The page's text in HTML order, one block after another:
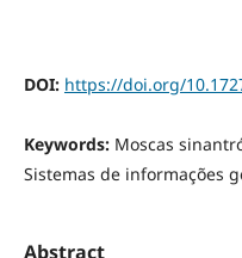
DOI: https://doi.org/
Keywords: Moscas
Sistemas de informações
Abstract